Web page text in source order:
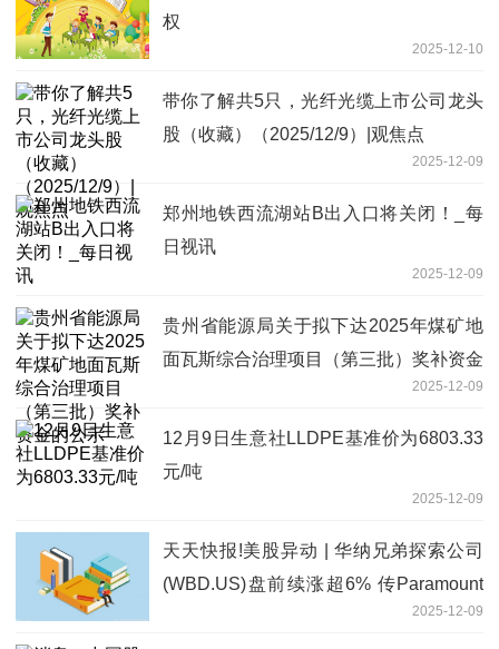
权
2025-12-10
带你了解共5只，光纤光缆上市公司龙头
股（收藏）（2025/12/9）|观焦点
2025-12-09
郑州地铁西流湖站B出入口将关闭！_每
日视讯
2025-12-09
贵州省能源局关于拟下达2025年煤矿地
面瓦斯综合治理项目（第三批）奖补资金
2025-12-09
12月9日生意社LLDPE基准价为6803.33
元/吨
2025-12-09
天天快报!美股异动 | 华纳兄弟探索公司
(WBD.US)盘前续涨超6% 传Paramount
2025-12-09